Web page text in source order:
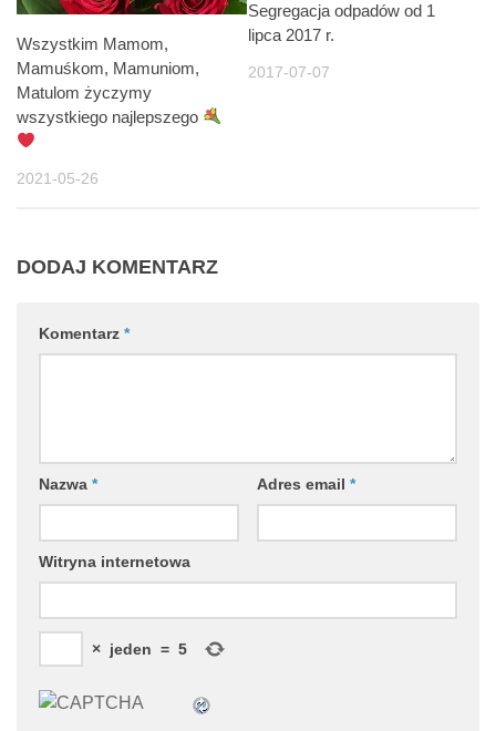
Wszystkim Mamom,
Mamuśkom, Mamuniom,
Matulom życzymy
wszystkiego najlepszego
2021-05-26
Segregacja odpadów od 1
lipca 2017 r.
2017-07-07
DODAJ KOMENTARZ
Komentarz *
Nazwa * Adres email *
Witryna internetowa
× jeden = 5